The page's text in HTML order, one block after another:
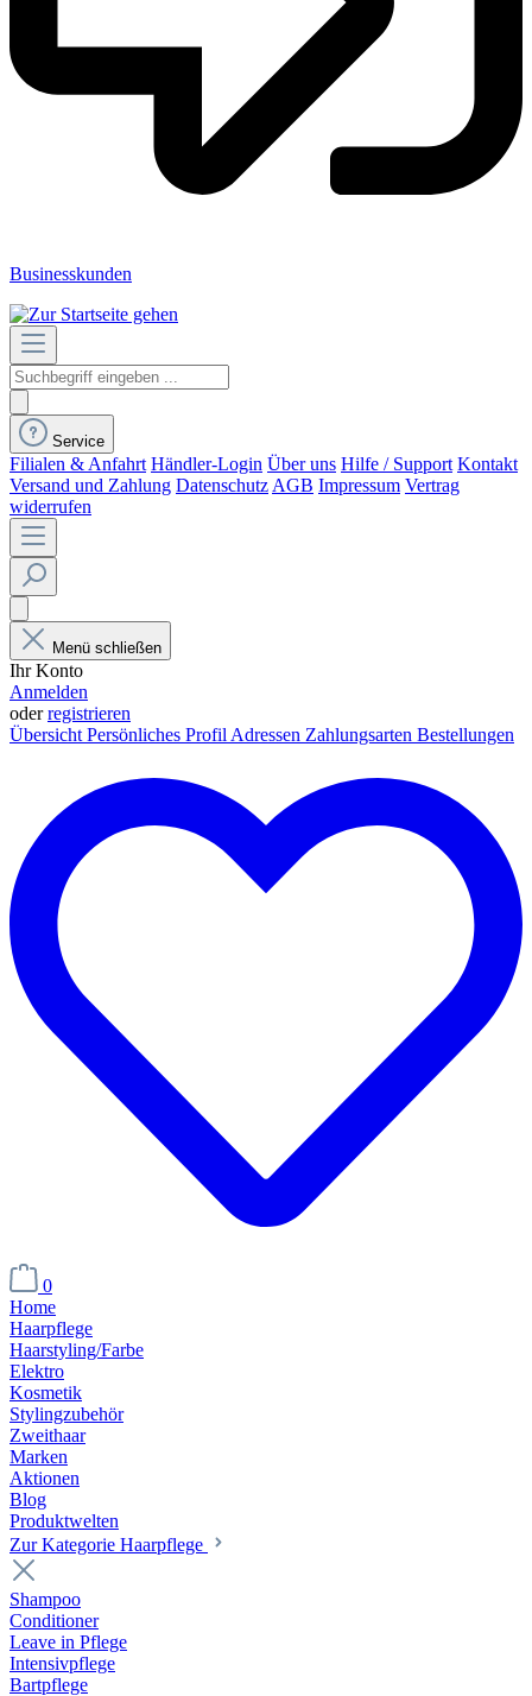
Businesskunden
Service
Filialen & Anfahrt Händler-Login Über uns Hilfe / Support Kontakt
Versand und Zahlung Datenschutz AGB Impressum Vertrag
widerrufen
Menü schließen
Ihr Konto
Anmelden
oderregistrieren
Übersicht Persönliches Profil Adressen Zahlungsarten Bestellungen
0
Home
Haarpflege
Haarstyling/Farbe
Elektro
Kosmetik
Stylingzubehör
Zweithaar
Marken
Aktionen
Blog
Produktwelten
Zur Kategorie Haarpflege
Shampoo
Conditioner
Leave in Pflege
Intensivpflege
Bartpflege